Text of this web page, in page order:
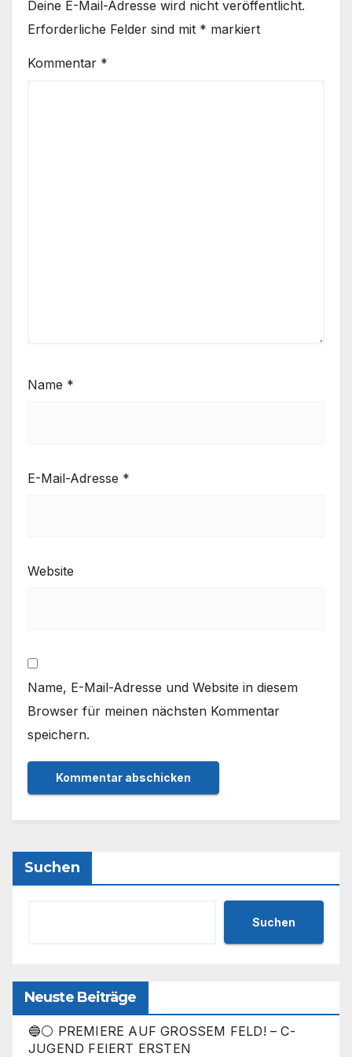
Deine E-Mail-Adresse wird nicht veröffentlicht.
Erforderliche Felder sind mit * markiert
Kommentar *
Name *
E-Mail-Adresse *
Website
Name, E-Mail-Adresse und Website in diesem
Browser für meinen nächsten Kommentar
speichern.
Suchen
Suchen
Neuste Beiträge
🔵⚪ PREMIERE AUF GROSSEM FELD! – C-
JUGEND FEIERT ERSTEN